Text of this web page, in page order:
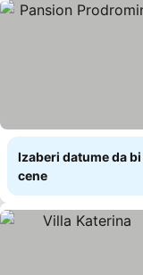
Izaberi datume da
cene